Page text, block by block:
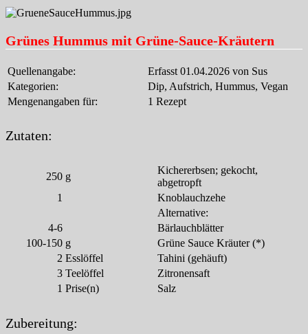
Grünes Hummus mit Grüne-Sauce-Kräutern
Quellenangabe:
Erfasst 01.04.2026 von Sus
Kategorien:
Dip, Aufstrich, Hummus, Vegan
Mengenangaben für:
1 Rezept
Zutaten:
250 g
Kichererbsen; gekocht,
abgetropft
1
Knoblauchzehe
Alternative:
4-6
Bärlauchblätter
100-150 g
Grüne Sauce Kräuter (*)
2 Esslöffel
Tahini (gehäuft)
3 Teelöffel
Zitronensaft
1 Prise(n) Salz
Zubereitung: